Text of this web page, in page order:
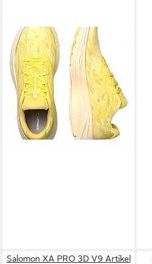
SALOMONAero Glide 2 für
Herren Laufschuh
94,90 €
Salomon XA PRO 3D V9 Artikel